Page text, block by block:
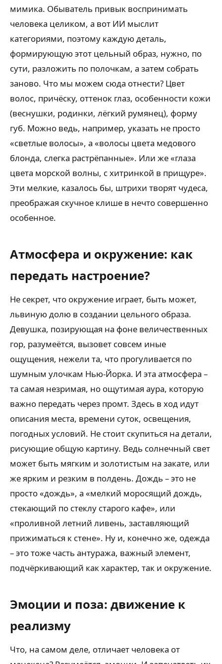
мимика. Обыватель привык воспринимать
человека целиком, а вот ИИ мыслит
категориями, поэтому каждую деталь,
формирующую этот цельный образ, нужно, по
сути, разложить по полочкам, а затем собрать
заново. Что мы можем сюда отнести? Цвет
волос, причёску, оттенок глаз, особенности кожи
(веснушки, родинки, лёгкий румянец), форму
губ. Можно ведь, например, указать не просто
«светлые волосы», а «волосы цвета медового
блонда, слегка растрёпанные». Или же «глаза
цвета морской волны, с хитринкой в прищуре».
Эти мелкие, казалось бы, штрихи творят чудеса,
преображая скучное клише в нечто совершенно
особенное.
Атмосфера и окружение: как
передать настроение?
Не секрет, что окружение играет, быть может,
львиную долю в создании цельного образа.
Девушка, позирующая на фоне величественных
гор, разумеётся, вызовет совсем иные
ощущения, нежели та, что прогуливается по
шумным улочкам Нью-Йорка. И эта атмосфера –
та самая незримая, но ощутимая аура, которую
важно передать через промт. Здесь в ход идут
описания места, времени суток, освещения,
погодных условий. Не стоит скупиться на детали,
рисующие общую картину. Ведь солнечный свет
может быть мягким и золотистым на закате, или
же ярким и резким в полдень. Дождь – это не
просто «дождь», а «мелкий моросящий дождь,
стекающий по стеклу старого кафе», или
«проливной летний ливень, заставляющий
прижиматься к стене». Ну и, конечно же, одежда
– это тоже часть антуража, важный элемент,
подчёркивающий как характер, так и окружение.
Эмоции и поза: движение к
реализму
Что, на самом деле, отличает человека от